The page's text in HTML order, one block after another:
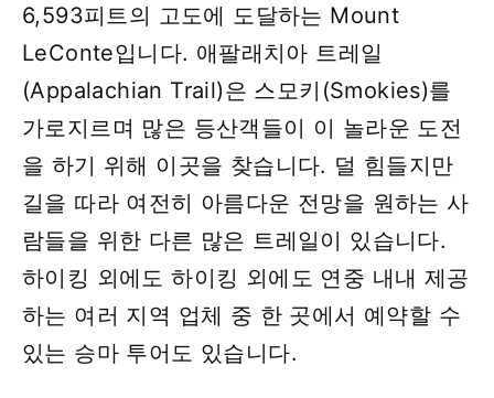
6,593피트의 고도에 도달하는 Mount
LeConte입니다. 애팔래치아 트레일
(Appalachian Trail)은 스모키(Smokies)를
가로지르며 많은 등산객들이 이 놀라운 도전
을 하기 위해 이곳을 찾습니다. 덜 힘들지만
길을 따라 여전히 아름다운 전망을 원하는 사
람들을 위한 다른 많은 트레일이 있습니다.
하이킹 외에도 하이킹 외에도 연중 내내 제공
하는 여러 지역 업체 중 한 곳에서 예약할 수
있는 승마 투어도 있습니다.